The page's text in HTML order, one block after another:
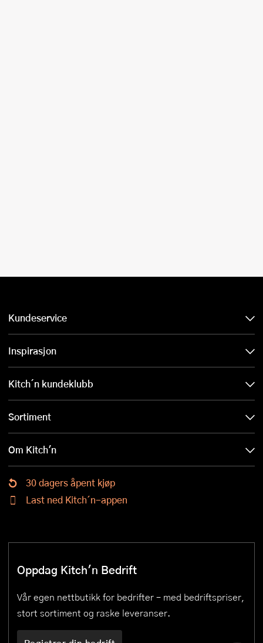
Kundeservice
Inspirasjon
Kitch´n kundeklubb
Sortiment
Om Kitch'n
30 dagers åpent kjøp
Last ned Kitch´n-appen
Oppdag Kitch'n Bedrift
Vår egen nettbutikk for bedrifter – med bedriftspriser,
stort sortiment og raske leveranser.